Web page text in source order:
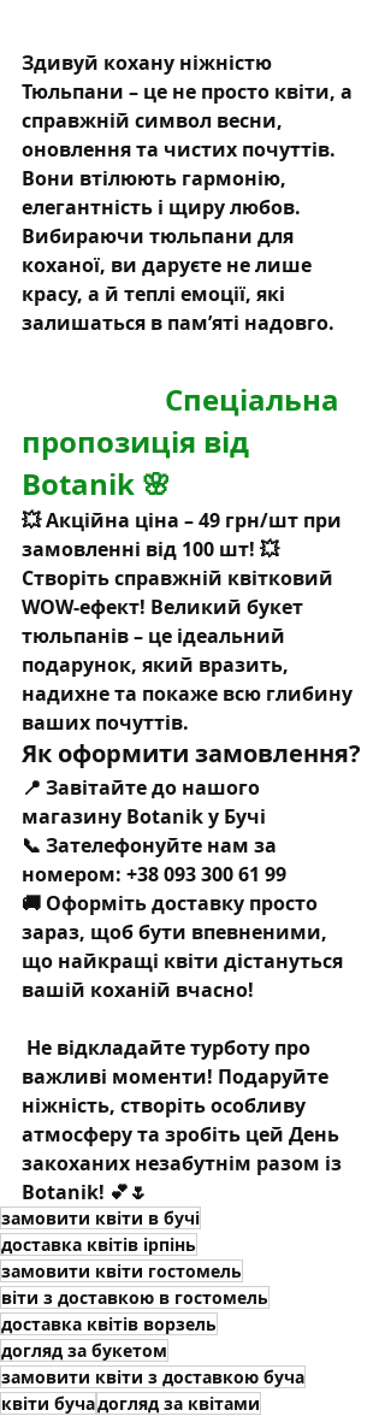
Здивуй кохану ніжністю
Тюльпани – це не просто квіти, а
справжній символ весни,
оновлення та чистих почуттів.
Вони втілюють гармонію,
елегантність і щиру любов.
Вибираючи тюльпани для
коханої, ви даруєте не лише
красу, а й теплі емоції, які
залишаться в пам’яті надовго.
Спеціальна
пропозиція від
Botanik 🌸
💥 Акційна ціна – 49 грн/шт при
замовленні від 100 шт! 💥
Створіть справжній квітковий
WOW-ефект! Великий букет
тюльпанів – це ідеальний
подарунок, який вразить,
надихне та покаже всю глибину
ваших почуттів.
Як оформити замовлення?
📍 Завітайте до нашого
магазину Botanik у Бучі
📞 Зателефонуйте нам за
номером: +38 093 300 61 99
🚚 Оформіть доставку просто
зараз, щоб бути впевненими,
що найкращі квіти дістануться
вашій коханій вчасно!
Не відкладайте турботу про
важливі моменти! Подаруйте
ніжність, створіть особливу
атмосферу та зробіть цей День
закоханих незабутнім разом із
Botanik! 💕🌷
замовити квіти в бучі
доставка квітів ірпінь
замовити квіти гостомель
віти з доставкою в гостомель
доставка квітів ворзель
догляд за букетом
замовити квіти з доставкою буча
квіти бучадогляд за квітами